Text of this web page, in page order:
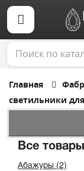
Главная
светильники
Все
Абажуры (2)